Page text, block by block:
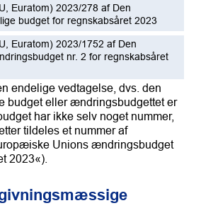
Euratom) 2023/278 af Den
budget for regnskabsåret 2023
Euratom) 2023/1752 af Den
nr. 2 for regnskabsåret
endelige vedtagelse, dvs. den
budget eller ændringsbudgettet er
har ikke selv noget nummer,
tildeles et nummer af
Unions ændringsbudget
2023«).